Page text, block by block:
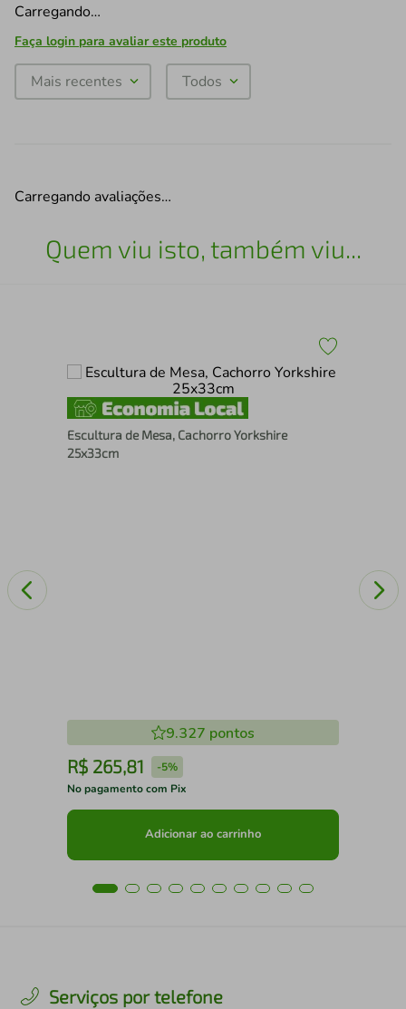
Carregando…
Faça login para avaliar este produto
Mais recentes Todos
Carregando avaliações…
Quem viu isto, também viu...
Escultura de Mesa, Cachorro Yorkshire
25x33cm
9.327 pontos
R$ 265,81 -5%
No pagamento com Pix
Adicionar ao carrinho
Serviços por telefone